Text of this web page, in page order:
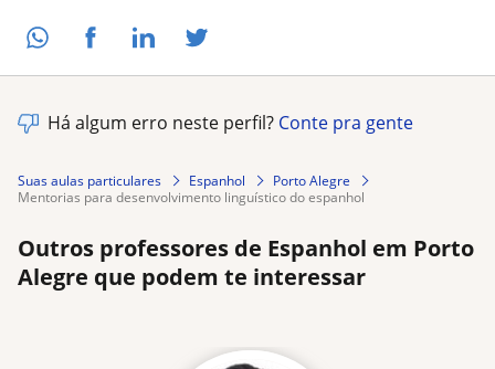
Há algum erro neste perfil? Conte pra gente
Suas aulas particulares Espanhol
Porto Alegre
mentorias para desenvolvimento linguístico do espanhol
Outros professores de Espanhol em Porto
Alegre que podem te interessar